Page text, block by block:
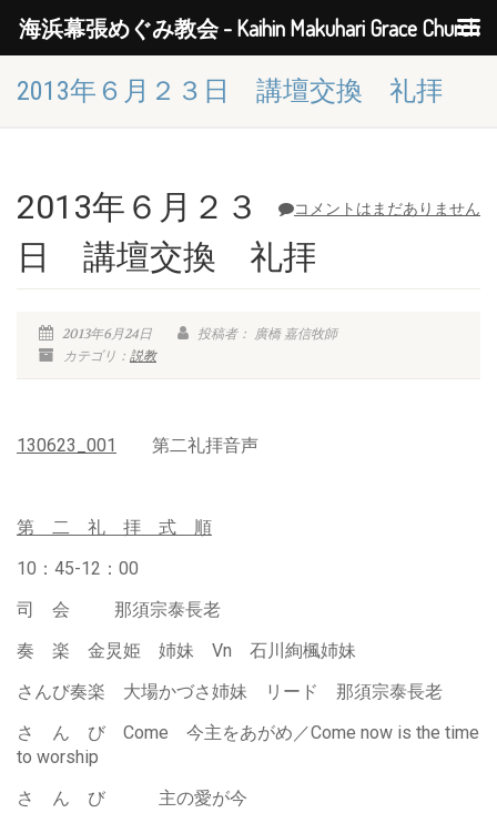
2013年６月２３日 講壇交換 礼拝
コメントはまだありません
2013年６月２３
日 講壇交換 礼拝
2013年6月24日
投稿者： 廣橋 嘉信牧師
カテゴリ： 説教
130623_001 第二礼拝音声
第 二 礼 拝 式 順
10：45-12：00
司 会 那須宗泰長老
奏 楽 金炅姫 姉妹 Vn 石川絢楓姉妹
さんび奏楽 大場かづさ姉妹 リード 那須宗泰長老
さ ん び Come 今主をあがめ／Come now is the time
to worship
さ ん び 主の愛が今
海浜幕張めぐみ教会 - Kaihin Makuhari Grace Church